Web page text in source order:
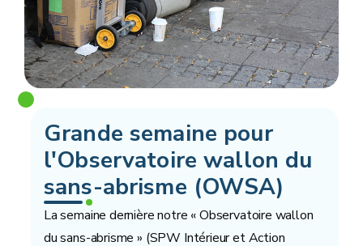
Grande semaine pour
l'Observatoire wallon du
sans-abrisme (OWSA)
La semaine dernière notre « Observatoire wallon
du sans-abrisme » (SPW Intérieur et Action